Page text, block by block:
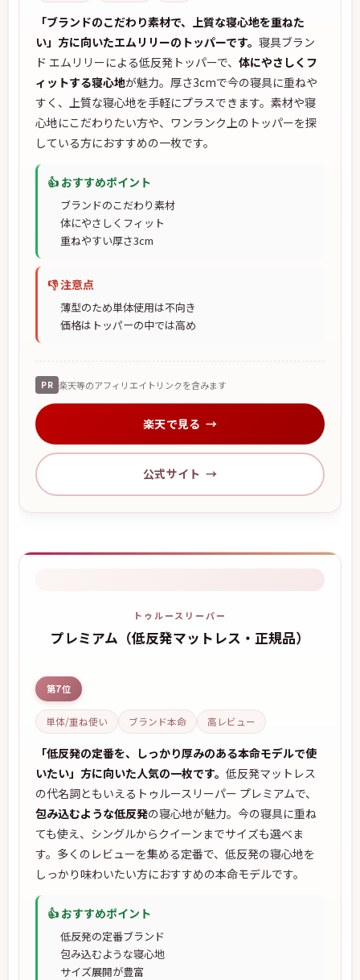
「ブランドのこだわり素材で、上質な寝心地を重ねた
い」方に向いたエムリリーのトッパーです。 寝具ブラン
ド エムリリーによる低反発トッパーで、 体にやさしくフ
ィットする寝心地が魅力。厚さ3cmで今の寝具に重ねや
すく、上質な寝心地を手軽にプラスできます。素材や寝
心地にこだわりたい方や、ワンランク上のトッパーを探
している方におすすめの一枚です。
👍 おすすめポイント
ブランドのこだわり素材
体にやさしくフィット
重ねやすい厚さ3cm
👎 注意点
薄型のため単体使用は不向き
価格はトッパーの中では高め
PR 楽天等のアフィリエイトリンクを含みます
楽天で見る
公式サイト
トゥルースリーパー
プレミアム（低反発マットレス・正規品）
第7位
単体/重ね使い ブランド本命 高レビュー
「低反発の定番を、しっかり厚みのある本命モデルで使
いたい」方に向いた人気の一枚です。 低反発マットレス
の代名詞ともいえるトゥルースリーパー プレミアムで、
包み込むような低反発の寝心地が魅力。今の寝具に重ね
ても使え、シングルからクイーンまでサイズも選べま
す。多くのレビューを集める定番で、低反発の寝心地を
しっかり味わいたい方におすすめの本命モデルです。
👍 おすすめポイント
低反発の定番ブランド
包み込むような寝心地
サイズ展開が豊富